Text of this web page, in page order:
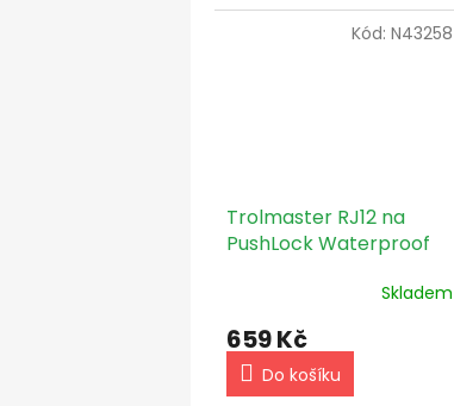
Trolmaster RJ12 na
PushLock Waterproof
Skladem
659 Kč
Do košíku
Kód: N43258